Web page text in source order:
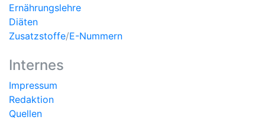
Ernährungslehre
Diäten
Zusatzstoffe/E-Nummern
Internes
Impressum
Redaktion
Quellen